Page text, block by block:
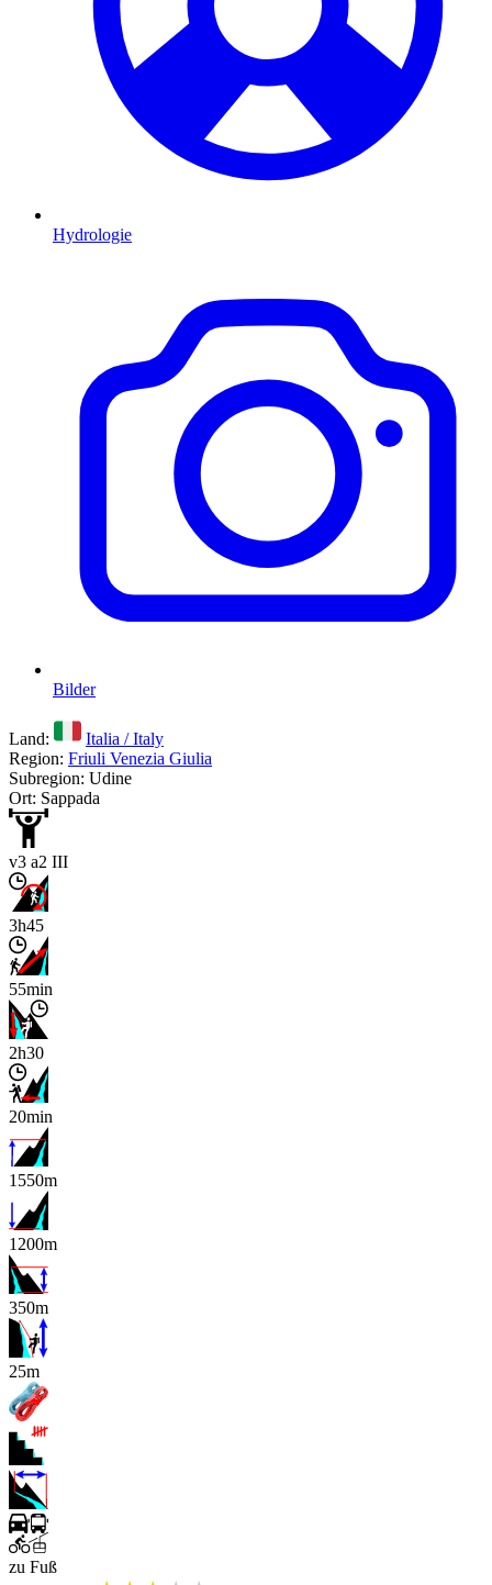
Hydrologie
Bilder
Land:
Italia / Italy
Region: Friuli Venezia Giulia
Subregion: Udine
Ort: Sappada
v3 a2 III
3h45
55min
2h30
20min
1550m
1200m
350m
x
25m
zu Fuß